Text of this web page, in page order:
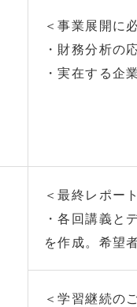
＜事業展開に
・財務分析の
・実在する企
＜最終レポー
・各回講義と
を作成。希望
＜学習継続の